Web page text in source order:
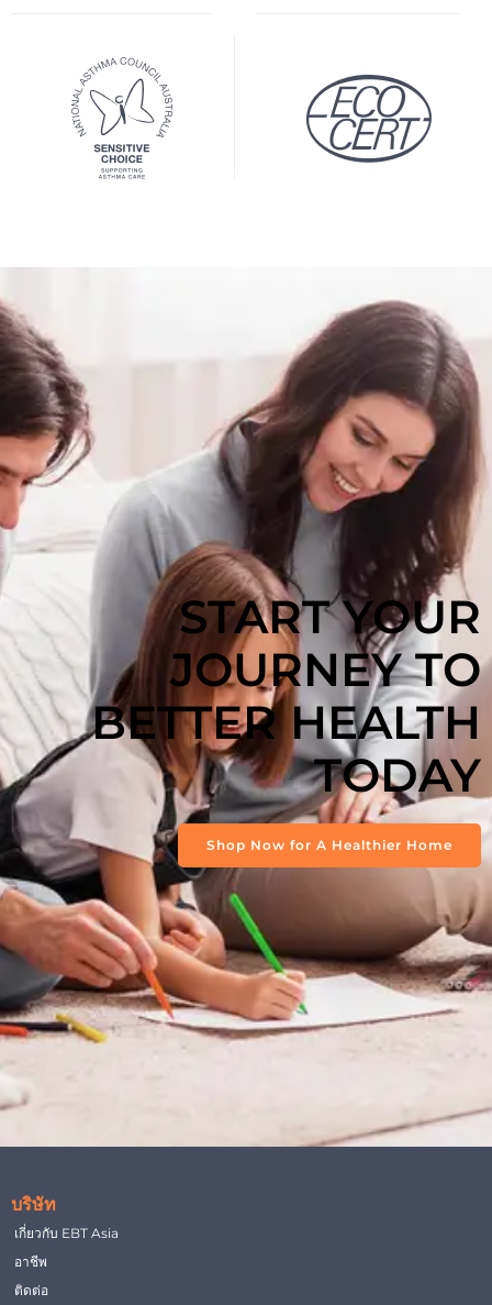
START YOUR
JOURNEY TO
BETTER HEALTH
TODAY
Shop Now for A Healthier Home
บริษัท
เกี่ยวกับ EBT Asia
อาชีพ
ติดต่อ